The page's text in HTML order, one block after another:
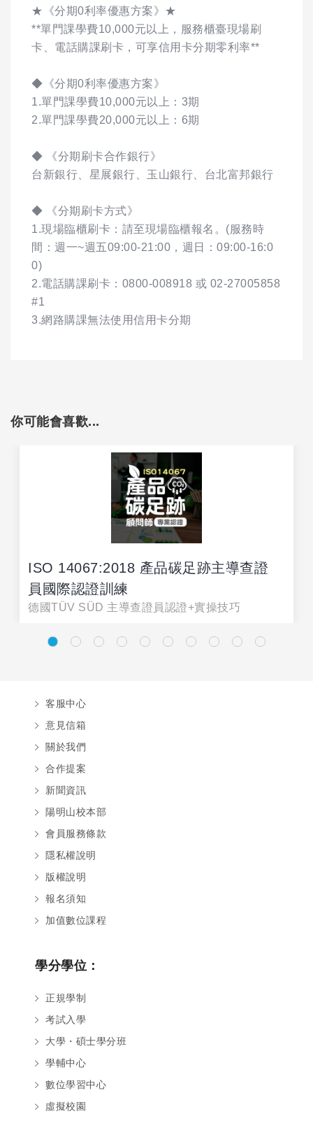
★《分期0利率優惠方案》★
**單門課學費10,000元以上，服務櫃臺現場刷
卡、電話購課刷卡，可享信用卡分期零利率**
◆《分期0利率優惠方案》
1.單門課學費10,000元以上：3期
2.單門課學費20,000元以上：6期
◆ 《分期刷卡合作銀行》
台新銀行、星展銀行、玉山銀行、台北富邦銀行
◆ 《分期刷卡方式》
1.現場臨櫃刷卡：請至現場臨櫃報名。(服務時
間：週一~週五09:00-21:00，週日：09:00-16:0
0)
2.電話購課刷卡：0800-008918 或 02-27005858
#1
3.網路購課無法使用信用卡分期
你可能會喜歡...
ISO 14067:2018 產品碳足跡主導查證
員國際認證訓練
德國TÜV SÜD 主導查證員認證+實操技巧
客服中心
意見信箱
關於我們
合作提案
新聞資訊
陽明山校本部
會員服務條款
隱私權說明
版權說明
報名須知
加值數位課程
學分學位：
正規學制
考試入學
大學・碩士學分班
學輔中心
數位學習中心
虛擬校園